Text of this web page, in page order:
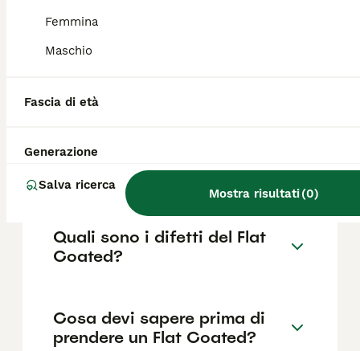
Femmina
Maschio
Fascia di età
Generazione
Salva ricerca
Mostra risultati(0)
dell'allevatore e la posizione.
Coated?
Qual è il carattere del Flat
Coated?
Quali sono i difetti del Flat
Coated?
Cosa devi sapere prima di
prendere un Flat Coated?